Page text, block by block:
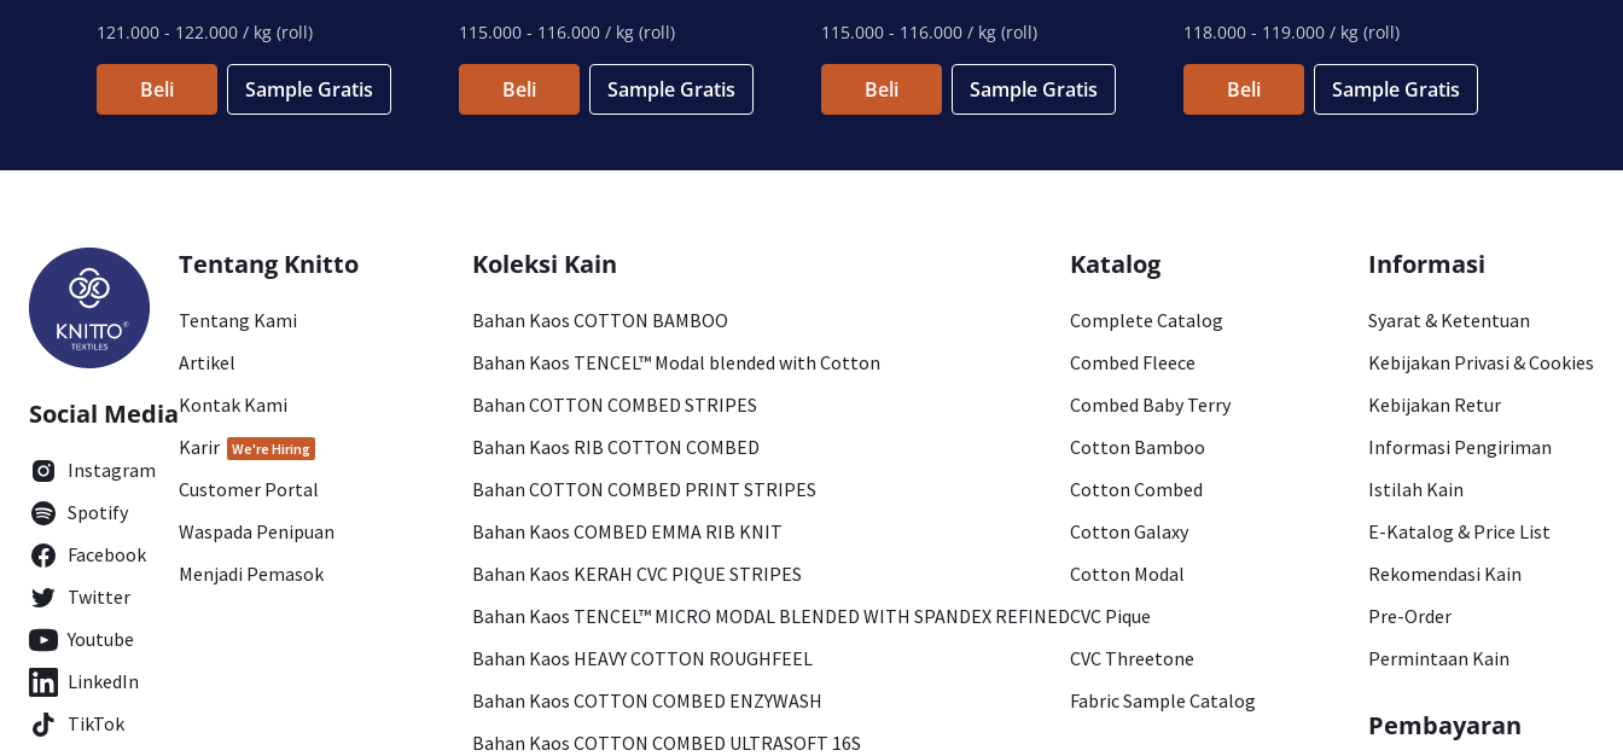
121.000 - 122.000 / kg (roll)
Beli Sample Gratis
115.000 - 116.000 / kg (roll)
Beli Sample Gratis
115.000 - 116.000 / kg (roll)
Beli Sample Gratis
118.000 - 119.000 / kg (roll)
Beli Sample Gratis
Social Media
Instagram
Spotify
Facebook
Twitter
Youtube
LinkedIn
TikTok
Tentang Knitto
Tentang Kami
Artikel
Kontak Kami
Karir
We're Hiring
Customer Portal
Waspada Penipuan
Menjadi Pemasok
Koleksi Kain
Bahan Kaos COTTON BAMBOO
Bahan Kaos TENCEL™ Modal blended with Cotton
Bahan COTTON COMBED STRIPES
Bahan Kaos RIB COTTON COMBED
Bahan COTTON COMBED PRINT STRIPES
Bahan Kaos COMBED EMMA RIB KNIT
Bahan Kaos KERAH CVC PIQUE STRIPES
Bahan Kaos TENCEL™ MICRO MODAL BLENDED WITH SPANDEX REFINED
Bahan Kaos HEAVY COTTON ROUGHFEEL
Bahan Kaos COTTON COMBED ENZYWASH
Bahan Kaos COTTON COMBED ULTRASOFT 16S
Katalog
Complete Catalog
Combed Fleece
Combed Baby Terry
Cotton Bamboo
Cotton Combed
Cotton Galaxy
Cotton Modal
CVC Pique
CVC Threetone
Fabric Sample Catalog
Informasi
Syarat & Ketentuan
Kebijakan Privasi & Cookies
Kebijakan Retur
Informasi Pengiriman
Istilah Kain
E-Katalog & Price List
Rekomendasi Kain
Pre-Order
Permintaan Kain
Pembayaran